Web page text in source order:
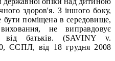
здоров'я. З іншого боку,
поміщена в середовище,
не виправдовує
від батьків. (SAVINY v.
ЄСПЛ, від 18 грудня 2008